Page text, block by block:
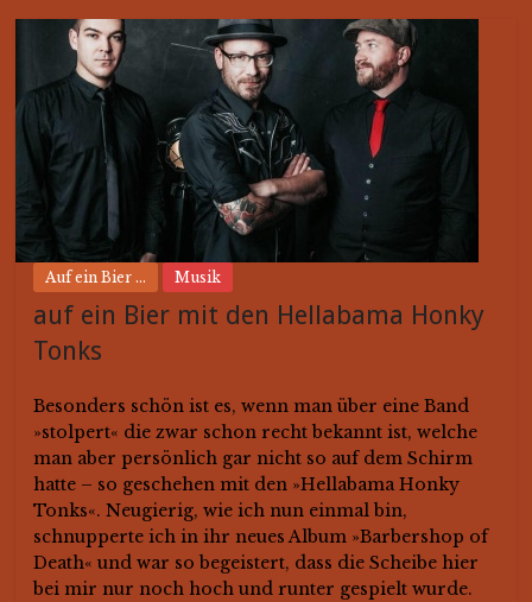
Auf ein Bier ... Musik
auf ein Bier mit den Hellabama Honky
Tonks
Besonders schön ist es, wenn man über eine Band
»stolpert« die zwar schon recht bekannt ist, welche
man aber persönlich gar nicht so auf dem Schirm
hatte – so geschehen mit den »Hellabama Honky
Tonks«. Neugierig, wie ich nun einmal bin,
schnupperte ich in ihr neues Album »Barbershop of
Death« und war so begeistert, dass die Scheibe hier
bei mir nur noch hoch und runter gespielt wurde.